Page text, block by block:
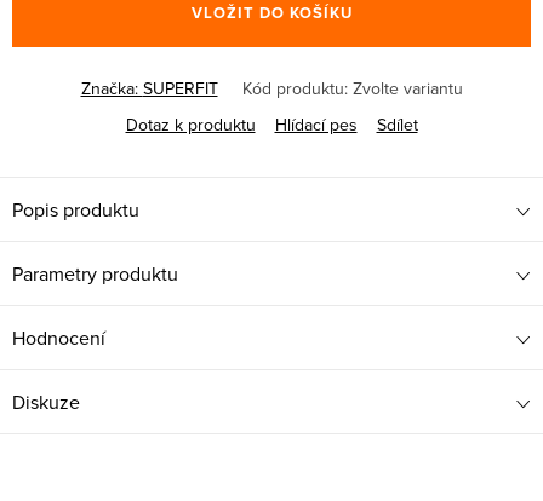
VLOŽIT DO KOŠÍKU
Značka: SUPERFIT Kód produktu: Zvolte variantu
Dotaz k produktu
Hlídací pes Sdílet
Popis produktu
Parametry produktu
Hodnocení
Diskuze